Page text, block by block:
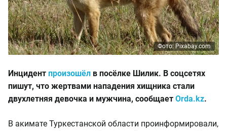
Фото: Pixabay.com
Инцидент произошёл в посёлке Шилик. В соцсетях
пишут, что жертвами нападения хищника стали
двухлетняя девочка и мужчина, сообщает Orda.kz.
В акимате Туркестанской области проинформировали,